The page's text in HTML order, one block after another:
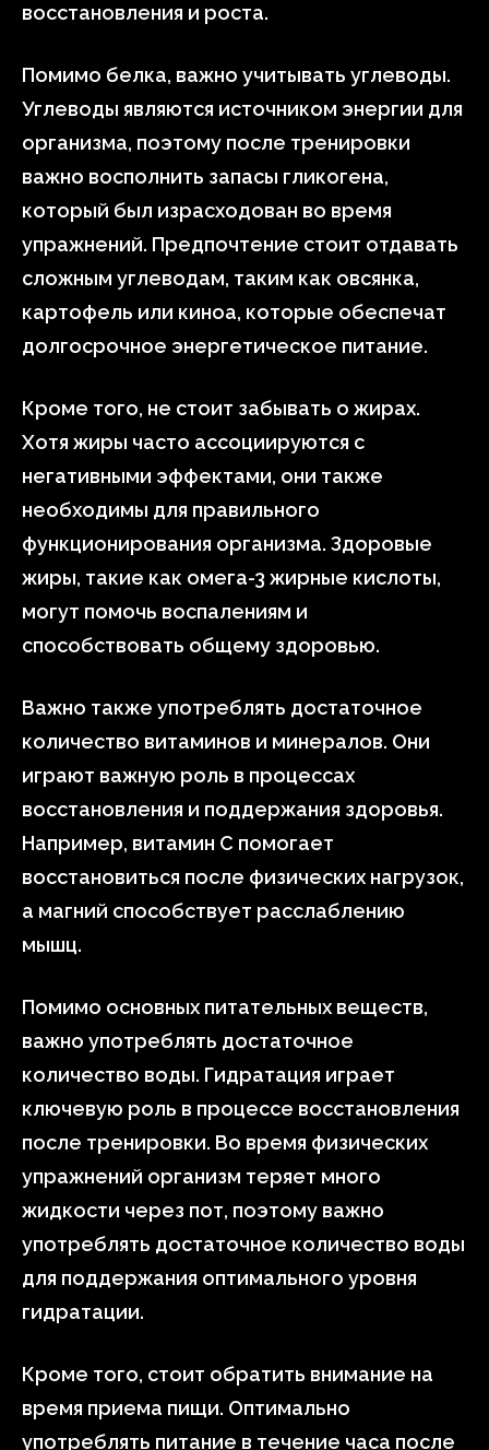
восстановления и роста.
Помимо белка, важно учитывать углеводы.
Углеводы являются источником энергии для
организма, поэтому после тренировки
важно восполнить запасы гликогена,
который был израсходован во время
упражнений. Предпочтение стоит отдавать
сложным углеводам, таким как овсянка,
картофель или киноа, которые обеспечат
долгосрочное энергетическое питание.
Кроме того, не стоит забывать о жирах.
Хотя жиры часто ассоциируются с
негативными эффектами, они также
необходимы для правильного
функционирования организма. Здоровые
жиры, такие как омега-3 жирные кислоты,
могут помочь воспалениям и
способствовать общему здоровью.
Важно также употреблять достаточное
количество витаминов и минералов. Они
играют важную роль в процессах
восстановления и поддержания здоровья.
Например, витамин С помогает
восстановиться после физических нагрузок,
а магний способствует расслаблению
мышц.
Помимо основных питательных веществ,
важно употреблять достаточное
количество воды. Гидратация играет
ключевую роль в процессе восстановления
после тренировки. Во время физических
упражнений организм теряет много
жидкости через пот, поэтому важно
употреблять достаточное количество воды
для поддержания оптимального уровня
гидратации.
Кроме того, стоит обратить внимание на
время приема пищи. Оптимально
употреблять питание в течение часа после